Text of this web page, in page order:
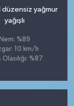
düzensiz yağmur
yağışlı
Nem: %89
10 km/h
Olasılığı: %87